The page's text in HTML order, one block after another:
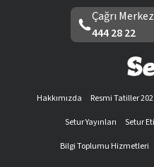
Çağrı
444 28 22
Hakkımızda Resmi Tatiller
Setur Yayınları
Setur
Bilgi Toplumu Hizmetleri